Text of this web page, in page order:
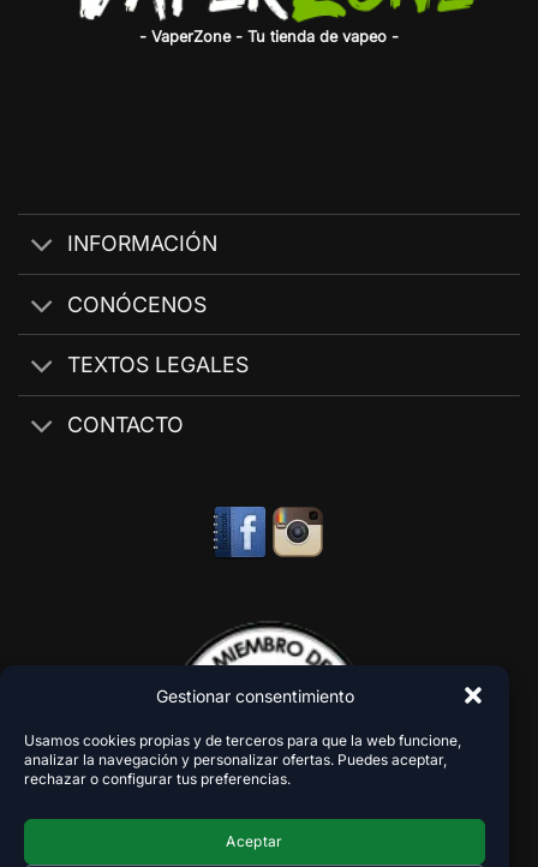
Gestionar consentimiento
Usamos cookies propias y de terceros para que la web funcione,
analizar la navegación y personalizar ofertas. Puedes aceptar,
rechazar o configurar tus preferencias.
Aceptar
- VaperZone - Tu tienda de vapeo -
INFORMACIÓN
CONÓCENOS
TEXTOS LEGALES
CONTACTO